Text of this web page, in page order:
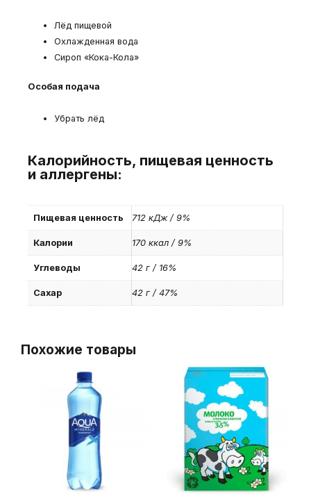
Лёд пищевой
Охлажденная вода
Сироп «Кока-Кола»
Особая подача
Убрать лёд
Калорийность, пищевая ценность
и аллергены:
Пищевая ценность 712 кДж / 9%
Калории 170 ккал / 9%
Углеводы 42 г / 16%
Сахар 42 г / 47%
Похожие товары